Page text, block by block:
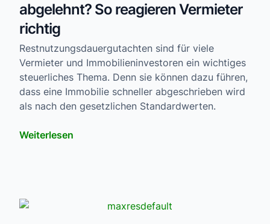
abgelehnt? So reagieren Vermieter
richtig
Restnutzungsdauergutachten sind für viele
Vermieter und Immobilieninvestoren ein wichtiges
steuerliches Thema. Denn sie können dazu führen,
dass eine Immobilie schneller abgeschrieben wird
als nach den gesetzlichen Standardwerten.
Weiterlesen